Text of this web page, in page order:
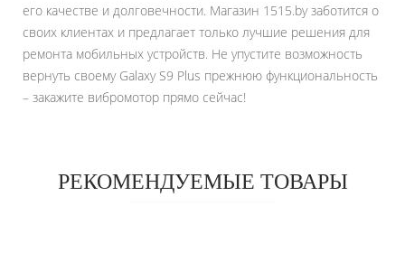
его качестве и долговечности. Магазин 1515.by заботится о
своих клиентах и предлагает только лучшие решения для
ремонта мобильных устройств. Не упустите возможность
вернуть своему Galaxy S9 Plus прежнюю функциональность
– закажите вибромотор прямо сейчас!
РЕКОМЕНДУЕМЫЕ ТОВАРЫ